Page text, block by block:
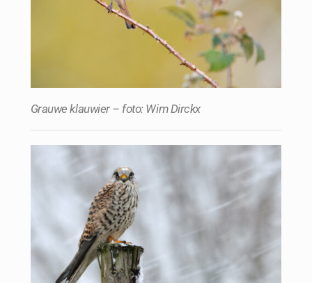
Grauwe klauwier – foto: Wim Dirckx